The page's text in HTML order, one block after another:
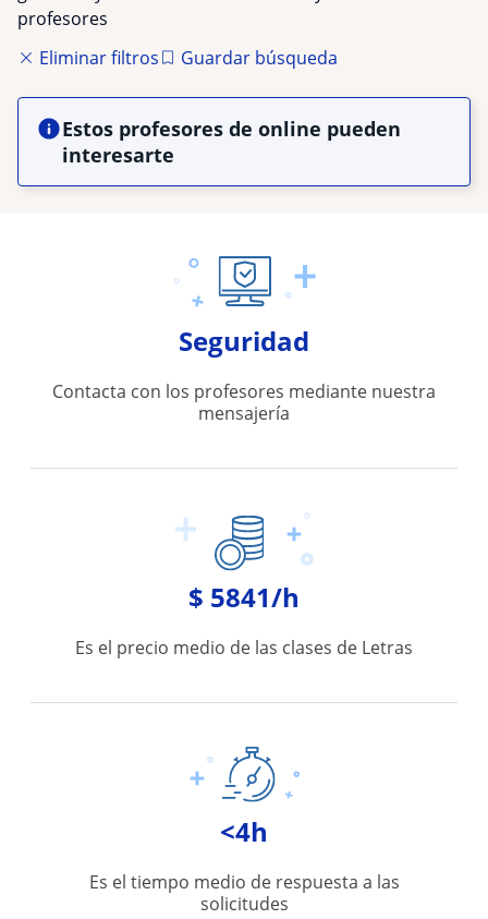
profesores
Eliminar filtros
Guardar búsqueda
Estos profesores de online pueden
interesarte
Seguridad
Contacta con los profesores mediante nuestra
mensajería
$ 5841/h
Es el precio medio de las clases de Letras
<4h
Es el tiempo medio de respuesta a las
solicitudes